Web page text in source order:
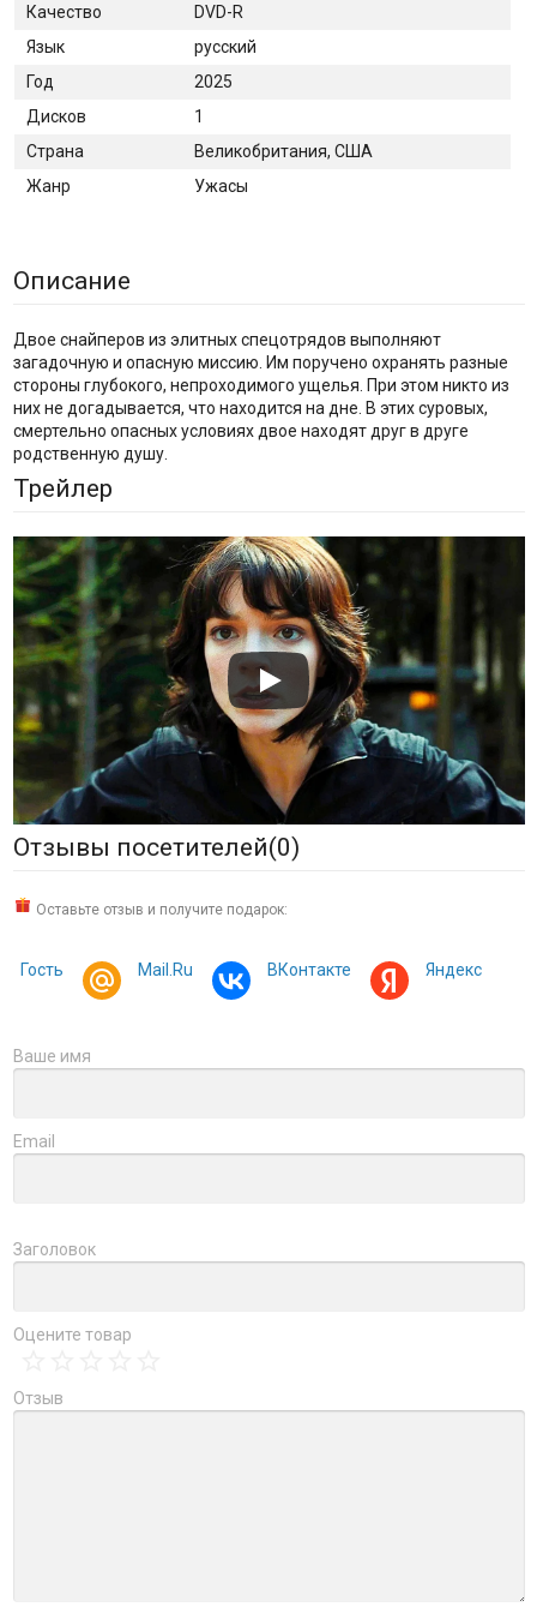
Качество
DVD-R
Язык
русский
Год
2025
Дисков
1
Страна
Великобритания, США
Жанр
Ужасы
Описание
Двое снайперов из элитных спецотрядов выполняют
загадочную и опасную миссию. Им поручено охранять разные
стороны глубокого, непроходимого ущелья. При этом никто из
них не догадывается, что находится на дне. В этих суровых,
смертельно опасных условиях двое находят друг в друге
родственную душу.
Трейлер
Отзывы посетителей(0)
Оставьте отзыв и получите подарок:
Гость Mail.Ru ВКонтакте Яндекс
Ваше имя
Email
Заголовок
Оцените товар
Отзыв